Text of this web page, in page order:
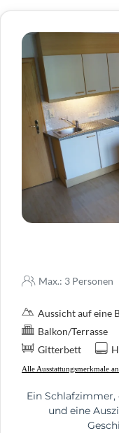
Max.: 3 Personen
Aussicht auf eine
Balkon/Terrasse
Gitterbett
Alle Ausstattungsmerkmale
Ein
und eine